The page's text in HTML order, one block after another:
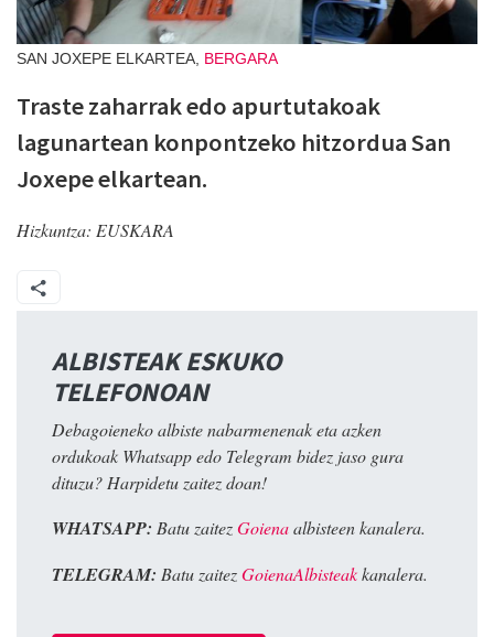
SAN JOXEPE ELKARTEA, BERGARA
Traste zaharrak edo apurtutakoak
lagunartean konpontzeko hitzordua San
Joxepe elkartean.
Hizkuntza: EUSKARA
ALBISTEAK ESKUKO
TELEFONOAN
Debagoieneko albiste nabarmenenak eta azken
ordukoak Whatsapp edo Telegram bidez jaso gura
dituzu? Harpidetu zaitez doan!
WHATSAPP: Batu zaitezGoienaalbisteen kanalera.
TELEGRAM: Batu zaitezGoienaAlbisteakkanalera.